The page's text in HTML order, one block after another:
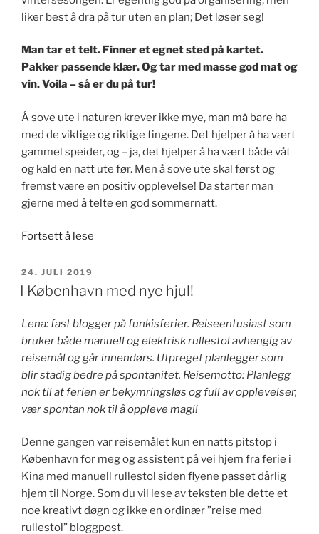
liker best å dra på tur uten en plan; Det løser seg!
Man tar et telt. Finner et egnet sted på kartet.
Pakker passende klær. Og tar med masse god mat og
vin. Voila – så er du på tur!
Å sove ute i naturen krever ikke mye, man må bare ha
med de viktige og riktige tingene. Det hjelper å ha vært
gammel speider, og – ja, det hjelper å ha vært både våt
og kald en natt ute før. Men å sove ute skal først og
fremst være en positiv opplevelse! Da starter man
gjerne med å telte en god sommernatt.
Fortsett å lese
telttur»
PUBLISERT
24. JULI 2019
I København med nye hjul!
Lena: fast blogger på funkisferier. Reiseentusiast som
bruker både manuell og elektrisk rullestol avhengig av
reisemål og går innendørs. Utpreget planlegger som
blir stadig bedre på spontanitet. Reisemotto: Planlegg
nok til at ferien er bekymringsløs og full av opplevelser,
vær spontan nok til å oppleve magi!
Denne gangen var reisemålet kun en natts pitstop i
København for meg og assistent på vei hjem fra ferie i
Kina med manuell rullestol siden flyene passet dårlig
hjem til Norge. Som du vil lese av teksten ble dette et
noe kreativt døgn og ikke en ordinær ”reise med
rullestol” bloggpost.